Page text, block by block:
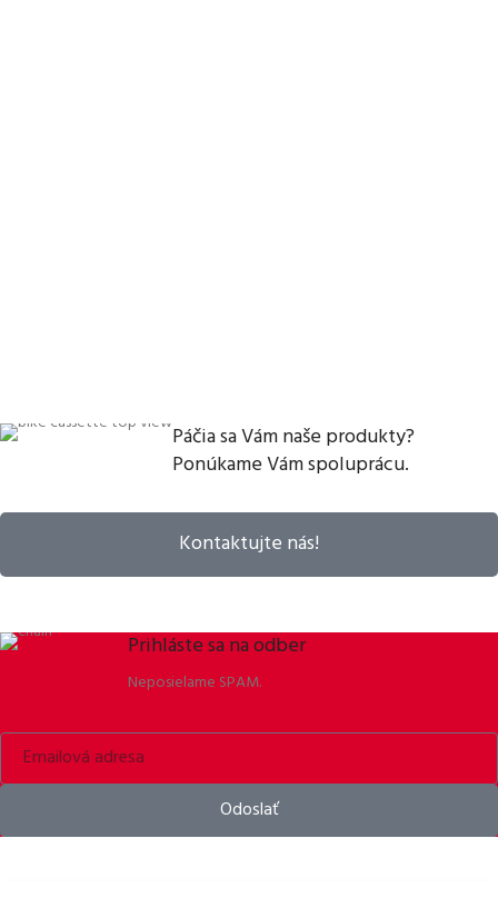
Páčia sa Vám naše produkty?
Ponúkame Vám spoluprácu.
Kontaktujte nás!
Prihláste sa na odber
Neposielame SPAM.
Odoslať